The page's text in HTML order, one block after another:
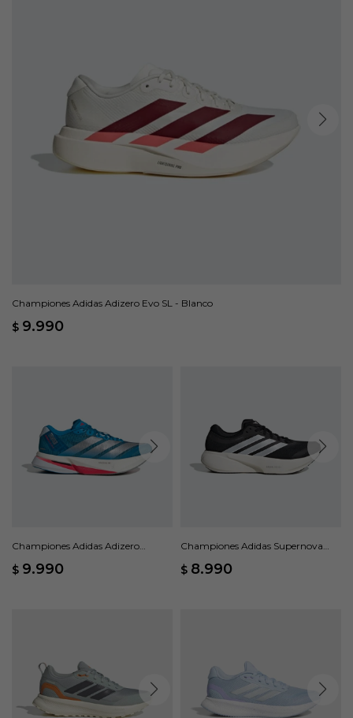
Championes Adidas Adizero Evo SL - Blanco
$ 9.990
Championes Adidas Adizero
$ 9.990
Championes Adidas Supernova
$ 8.990